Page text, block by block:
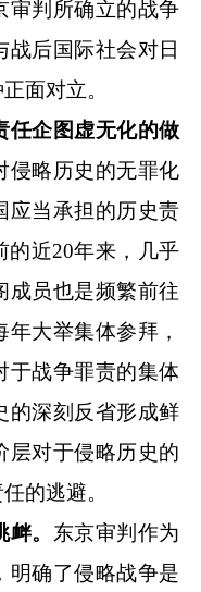
审判所确立的战争
战后国际社会对日
面对立。
任企图虚无化的做
侵略历史的无罪化
应当承担的历史责
的近20年来，几乎
成员也是频繁前往
大举集体参拜，
于战争罪责的集体
的深刻反省形成鲜
层对于侵略历史的
的逃避。
。 东京审判作为
明确了侵略战争是